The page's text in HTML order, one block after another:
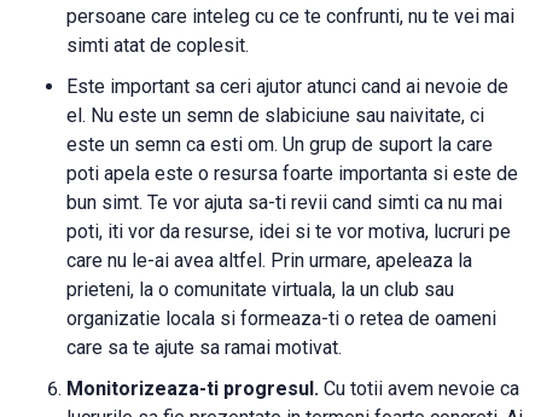
persoane care inteleg cu ce te confrunti, nu te vei mai
simti atat de coplesit.
Este important sa ceri ajutor atunci cand ai nevoie de
el. Nu este un semn de slabiciune sau naivitate, ci
este un semn ca esti om. Un grup de suport la care
poti apela este o resursa foarte importanta si este de
bun simt. Te vor ajuta sa-ti revii cand simti ca nu mai
poti, iti vor da resurse, idei si te vor motiva, lucruri pe
care nu le-ai avea altfel. Prin urmare, apeleaza la
prieteni, la o comunitate virtuala, la un club sau
organizatie locala si formeaza-ti o retea de oameni
care sa te ajute sa ramai motivat.
Monitorizeaza-ti progresul. Cu totii avem nevoie ca